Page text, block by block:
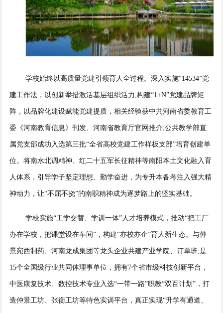
学校始终以高质量党建引领育人全过程。深入实施“14534”党
建工作法，以创新举措激活基层组织活力;构建“1+N”党建品牌矩
阵，以品牌化建设赋能党建提质，相关经验获中共河南省委教育工
委《河南教育信息》刊发、河南省教育厅官网推介;公共教学部直
属党支部成功入选第三批“全省高校党建工作样板支部”培育创建单
位。将南水北调精神、红二十五军长征精神等南阳本土文化融入育
人体系，引导学子坚定理想、勤学奋进，为专升本备考注入强大精
神动力，让“不屈不挠”的南职精神成为逐梦路上的坚实基础。
学校实施“工学交替、学训一体”人才培养模式，推动“把工厂
办在学校，把课堂设在车间”，构建“亦校亦企”育人新生态。与仲
景宛西制药、河南龙成集团等龙头企业共建产业学院、订单班;是
15个全国级行业共同体理事单位，拥有7个省市级科技创新平台，
中医康复技术、数控技术专业入选“一带一路”职教“双百计划”，打
造仲景工坊、张衡工坊等特色实训平台，真正实现“升学有通道、